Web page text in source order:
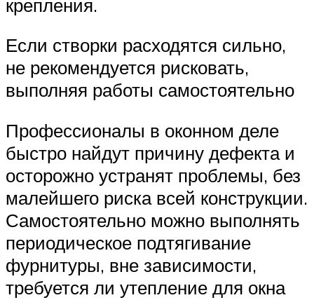
крепления.
Если створки расходятся сильно,
не рекомендуется рисковать,
выполняя работы самостоятельно
Профессионалы в оконном деле
быстро найдут причину дефекта и
осторожно устранят проблемы, без
малейшего риска всей конструкции.
Самостоятельно можно выполнять
периодическое подтягивание
фурнитуры, вне зависимости,
требуется ли утепление для окна